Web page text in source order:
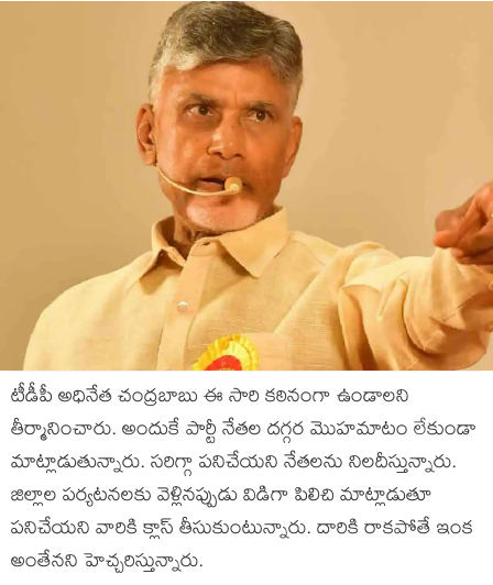
టీడీపీ అధినేత చంద్రబాబు ఈ సారి కఠినంగా ఉండాలని
తీర్మానించారు. అందుకే పార్టీ నేతల దగ్గర మొహమాటం లేకుండా
మాట్లాడుతున్నారు. సరిగ్గా పనిచేయని నేతలను నిలదీస్తున్నారు.
జిల్లాల పర్యటనలకు వెళ్లినప్పుడు విడిగా పిలిచి మాట్లాడుతూ
పనిచేయని వారికి క్లాస్ తీసుకుంటున్నారు. దారికి రాకపోతే ఇంక
అంతేనని హెచ్చరిస్తున్నారు.